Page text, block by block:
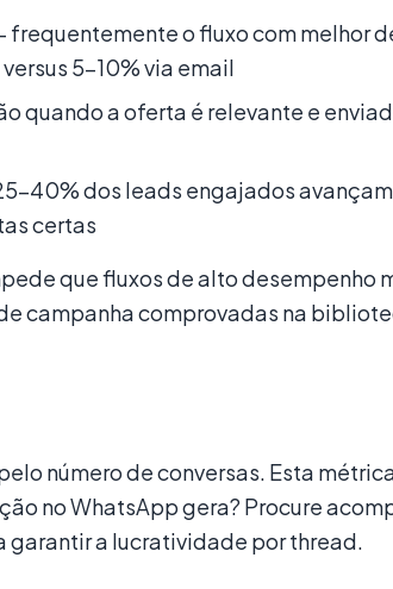
frequentemente o fluxo com melhor
5–10% via email
quando a oferta é relevante e
dos leads engajados
certas
que fluxos de alto desempenho
campanha comprovadas na
número de conversas. Esta
no WhatsApp gera? Procure
garantir a lucratividade por thread.